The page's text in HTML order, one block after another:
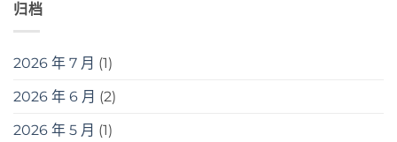
归档
2026 年 7 月 (1)
2026 年 6 月 (2)
2026 年 5 月 (1)